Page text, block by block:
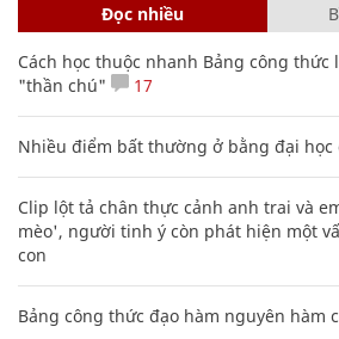
Đọc nhiều
Cách học thuộc nhanh Bảng công
"thần chú"
17
Nhiều điểm bất thường ở bằng đại học
Clip lột tả chân thực cảnh anh trai và
mèo', người tinh ý còn phát hiện một
con
Bảng công thức đạo hàm nguyên hàm